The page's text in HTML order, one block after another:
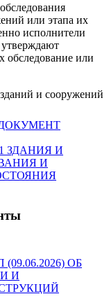
или этапа их
исполнители
утверждают
обследование или
и сооружений
ЗДАНИЯ И
И
(09.06.2026) ОБ
И